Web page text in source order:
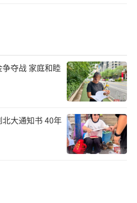
夺战 家庭和睦
大通知书 40年